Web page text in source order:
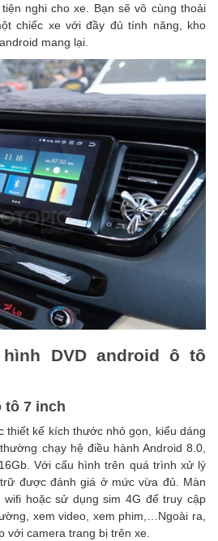
nghi cho xe. Bạn sẽ vô cùng thoải
chiếc xe với đầy đủ tính năng, kho
mang lại.
DVD android ô tô
tô 7 inch
thiết kế kích thước nhỏ gọn, kiểu dáng
chạy hệ điều hành Android 8.0,
Với cấu hình trên quá trình xử lý
được đánh giá ở mức vừa đủ. Màn
hoặc sử dụng sim 4G để truy cập
xem video, xem phim,…Ngoài ra,
với camera trang bị trên xe.